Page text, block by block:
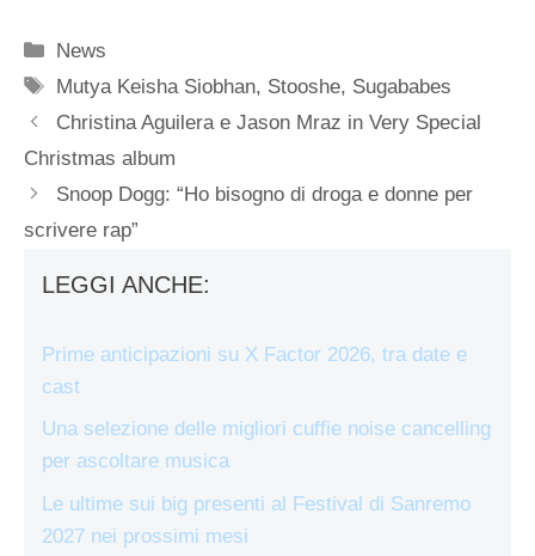
Categorie
News
Tag
Mutya Keisha Siobhan, Stooshe, Sugababes
Christina Aguilera e Jason Mraz in Very Special
Christmas album
Snoop Dogg: “Ho bisogno di droga e donne per
scrivere rap”
LEGGI ANCHE:
Prime anticipazioni su X Factor 2026, tra date e
cast
Una selezione delle migliori cuffie noise cancelling
per ascoltare musica
Le ultime sui big presenti al Festival di Sanremo
2027 nei prossimi mesi